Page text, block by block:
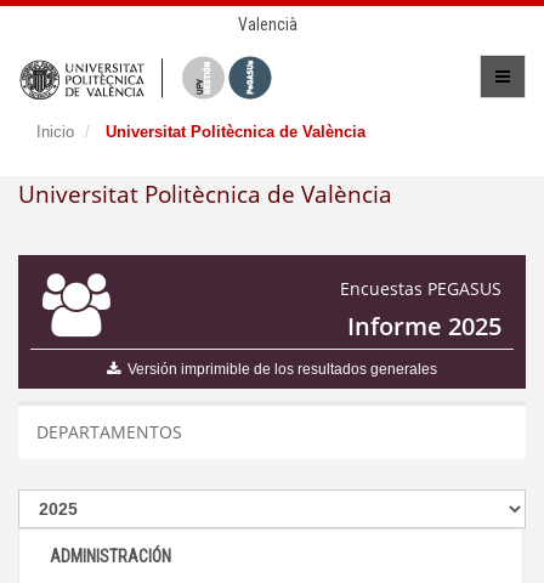
Valencià
Inicio Universitat Politècnica de València
Universitat Politècnica de València
Encuestas PEGASUS
Informe 2025
Versión imprimible de los resultados generales
DEPARTAMENTOS
ADMINISTRACIÓN